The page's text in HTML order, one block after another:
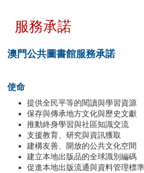
服務承諾
澳門公共圖書館服務承諾
使命
提供全民平等的閱讀與學習資源
保存與傳承地方文化與歷史文獻
推動終身學習與社區知識交流
支援教育、研究與資訊獲取
建構友善、開放的公共文化空間
建立本地出版品的全球識別編碼
促進本地出版流通與資料管理標